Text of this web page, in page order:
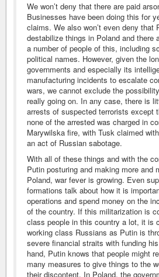
We won’t deny that there are paid
Businesses have been doing this for
claims. We also won’t even deny that
destabilize things in Poland and there
a number of people of this, including
political names. However, given the
governments and especially its
manufacturing incidents to escalate
wars, we cannot exclude the
really going on. In any case, there is
arrests of suspected terrorists except
none of the arrested was charged in
Marywilska fire, with Tusk claimed
an act of Russian sabotage.
With all of these things and with the
Putin posturing and making more and
Poland, war fever is growing. Even
formations talk about how it is
operations and spend money on the
of the country. If this militarization is
class people in this country a lot, it is
working class Russians as Putin is
severe financial straits with funding
hand, Putin knows that people might
many measures to give things to the
their discontent. In Poland, the